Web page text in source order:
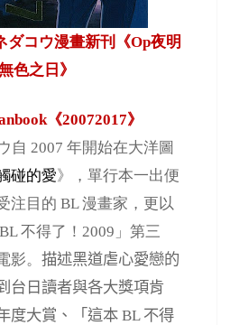
ダコウ漫畫新刊《Op夜明
色之日》
《20072017》
自 2007 年開始在大洋圖
碰的愛》，單行本一出便
注目的 BL漫畫家，更以
BL不得了！ 2009 」第三
影。 描述黑道虐心愛戀的
台日讀者與各大獎項肯
度大賞、「這本 BL 不得